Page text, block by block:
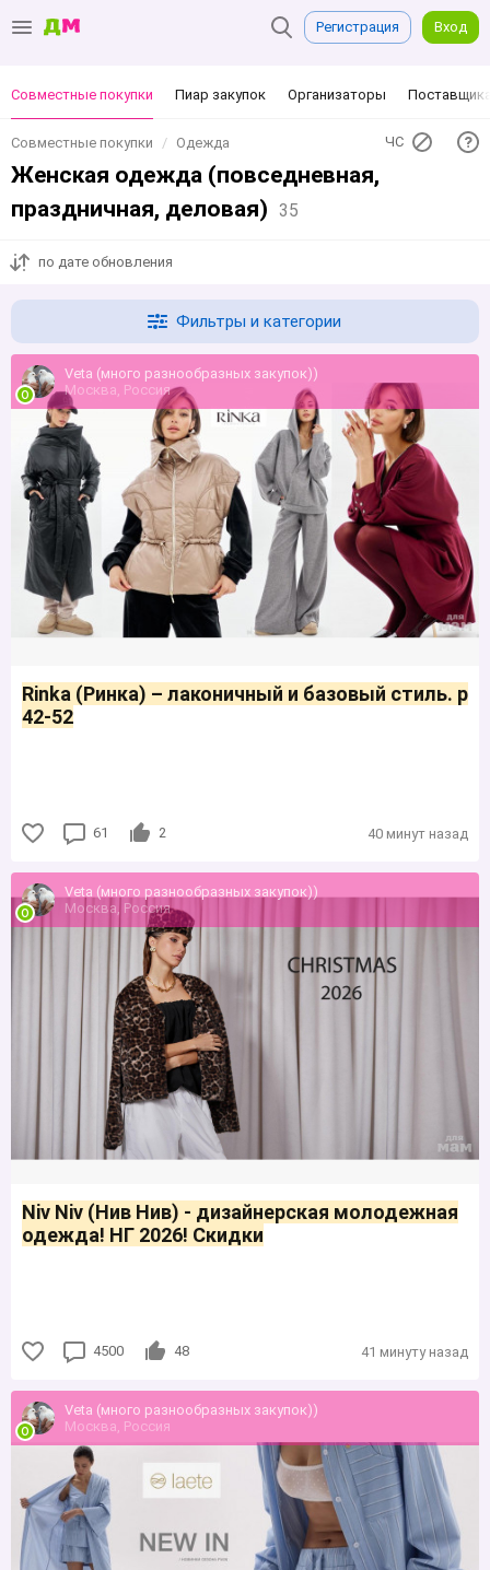
Регистрация Вход
Совместные покупки Пиар закупок Организаторы
ЧС
Совместные покупки Одежда
Женская одежда (повседневная,
праздничная, деловая) 35
по дате обновления
Фильтры и категории
Veta (много разнообразных закупок))
Москва, Россия
Rinka (Ринка) – лаконичный и базовый стиль. р
42-52
61 2 40 минут назад
Veta (много разнообразных закупок))
Москва, Россия
Niv Niv (Нив Нив) - дизайнерская молодежная
одежда! НГ 2026! Скидки
4500 48 41 минуту назад
Veta (много разнообразных закупок))
Москва, Россия